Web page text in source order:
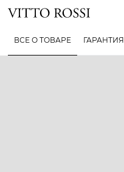
ВСЕ О ТОВАРЕ ГАРАНТИЯ